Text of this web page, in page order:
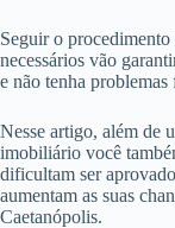
Seguir o
necessários vão
e não tenha problemas
Nesse artigo, além de
imobiliário você
dificultam ser
aumentam as suas
Caetanópolis.